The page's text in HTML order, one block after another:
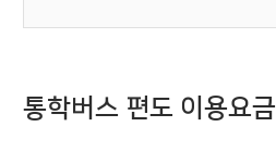
통학버스 편도 이용요금